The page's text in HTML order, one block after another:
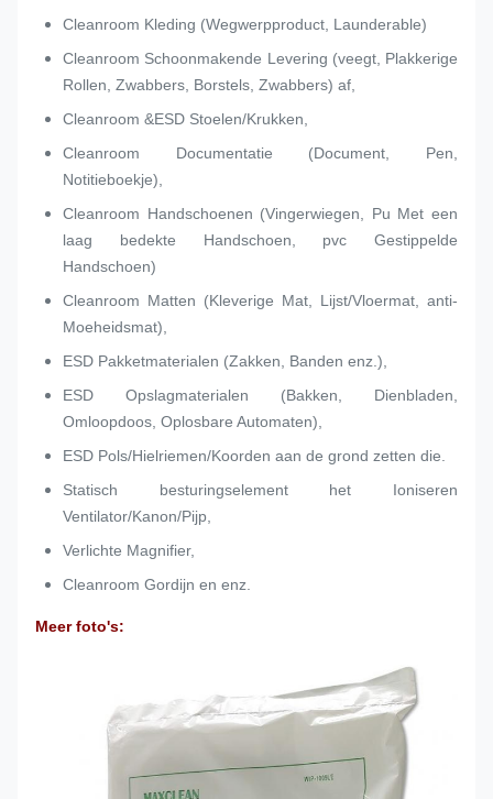
Cleanroom Kleding (Wegwerpproduct, Launderable)
Cleanroom Schoonmakende Levering (veegt, Plakkerige
Rollen, Zwabbers, Borstels, Zwabbers) af,
Cleanroom &ESD Stoelen/Krukken,
Cleanroom Documentatie (Document, Pen,
Notitieboekje),
Cleanroom Handschoenen (Vingerwiegen, Pu Met een
laag bedekte Handschoen, pvc Gestippelde
Handschoen)
Cleanroom Matten (Kleverige Mat, Lijst/Vloermat, anti-
Moeheidsmat),
ESD Pakketmaterialen (Zakken, Banden enz.),
ESD Opslagmaterialen (Bakken, Dienbladen,
Omloopdoos, Oplosbare Automaten),
ESD Pols/Hielriemen/Koorden aan de grond zetten die.
Statisch besturingselement het Ioniseren
Ventilator/Kanon/Pijp,
Verlichte Magnifier,
Cleanroom Gordijn en enz.
Meer foto's: